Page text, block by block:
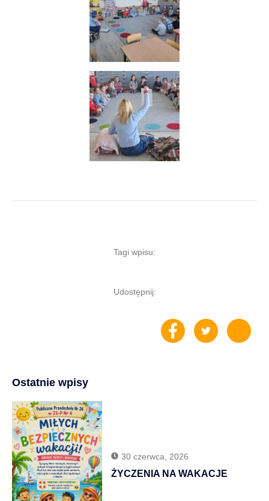
Tagi wpisu:
Udostępnij:
Ostatnie wpisy
30 czerwca, 2026
ŻYCZENIA NA WAKACJE